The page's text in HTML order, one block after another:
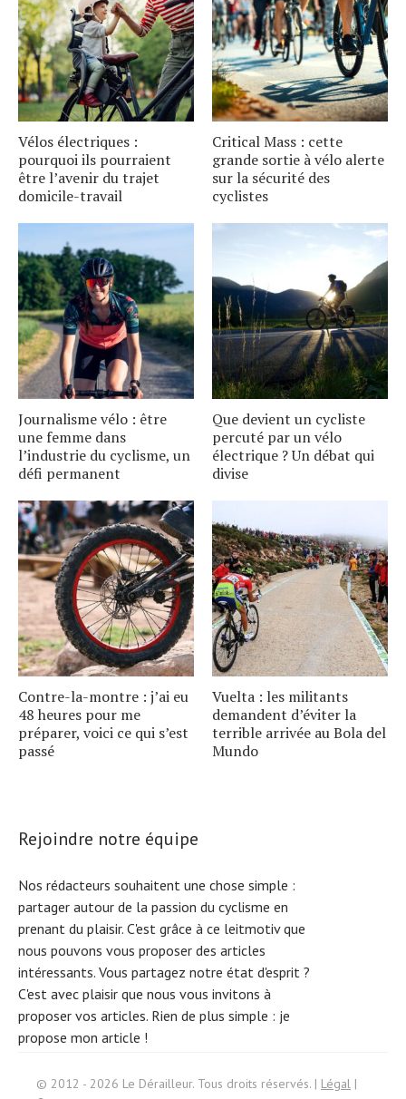
Vélos électriques :
pourquoi ils pourraient
être l’avenir du trajet
domicile-travail
Critical Mass : cette
grande sortie à vélo alerte
sur la sécurité des
cyclistes
Journalisme vélo : être
une femme dans
l’industrie du cyclisme, un
défi permanent
Que devient un cycliste
percuté par un vélo
électrique ? Un débat qui
divise
Contre-la-montre : j’ai eu
48 heures pour me
préparer, voici ce qui s’est
passé
Vuelta : les militants
demandent d’éviter la
terrible arrivée au Bola del
Mundo
Rejoindre notre équipe
Nos rédacteurs souhaitent une chose simple :
partager autour de la passion du cyclisme en
prenant du plaisir. C'est grâce à ce leitmotiv que
nous pouvons vous proposer des articles
intéressants. Vous partagez notre état d'esprit ?
C'est avec plaisir que nous vous invitons à
proposer vos articles. Rien de plus simple : je
propose mon article !
© 2012 - 2026 Le Dérailleur. Tous droits réservés. | Légal |
Search